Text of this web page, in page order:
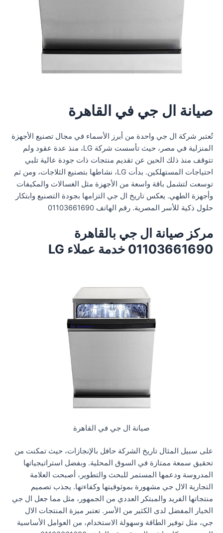
صيانة ال جي في القاهرة
تُعتبر شركة ال جي واحدة من أبرز الأسماء في مجال تصنيع الأجهزة
المنزلية في مصر، حيث تأسست شركة LG، منذ عدة عقود ولم
تتوقف منذ ذلك الحين عن تقديم منتجات ذات جودة عالية تلبي
احتياجات المستهلكين. بدأت LG، نشاطها بتصنيع الثلاجات، ومن ثم
توسعت لتشمل باقة واسعة من الأجهزة مثل الغسالات والمكيفات
وأجهزة الطهي. يعكس تاريخ ال جي التزامها بجودة التصنيع وابتكار
حلول ذكية للأسر المصرية. رقم الهاتف 01103661690
مركز صيانة ال جي بالقاهرة
01103661690 خدمة عملاء LG
صيانة ال جي في القاهرة
على سبيل المثال تاريخ الشركة حافل بالإنجازات، حيث تمكنت من
تحقيق سمعة ممتازة في السوق المحلية. وبفضل استراتيجياتها
المدروسة ودعمها المستمر للبحث والتطوير، أصبحت العلامة
التجارية الال جي مشهورة بموثوقيتها وكفاءتها. يجذب تصميم
منتجاتها الفريد والمبتكر العددي من الجمهور، مثل مما جعل ال جي
الخيار المفضل لدى الكثير من الأسر. تعتبر ميزة المنتجات الال
جي، مثل توفير الطاقة وسهولة الاستخدام، من العوامل الأساسية